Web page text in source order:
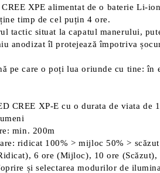
XPE alimentat de o baterie Li-
timp de cel puțin 4 ore.
tactic situat la capatul manerului,
anodizat îl protejează împotriva
pe care o poți lua oriunde cu tine:
CREE XP-E cu o durata de viata de
min. 200m
ridicat 100% > mijloc 50% >
6 ore (Mijloc), 10 ore
și selectarea modurilor de